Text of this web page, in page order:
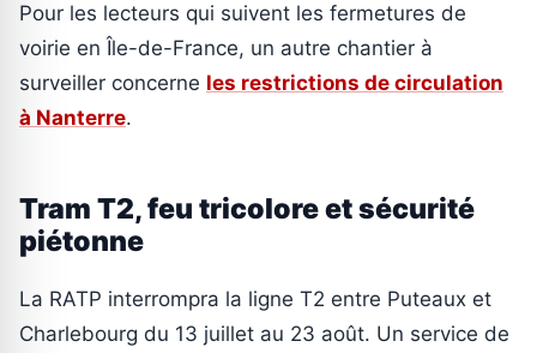
Pour les lecteurs qui suivent les fermetures de
voirie en Île-de-France, un autre chantier à
surveiller concerne les restrictions de circulation
à Nanterre.
Tram T2, feu tricolore et sécurité
piétonne
La RATP interrompra la ligne T2 entre Puteaux et
Charlebourg du 13 juillet au 23 août. Un service de